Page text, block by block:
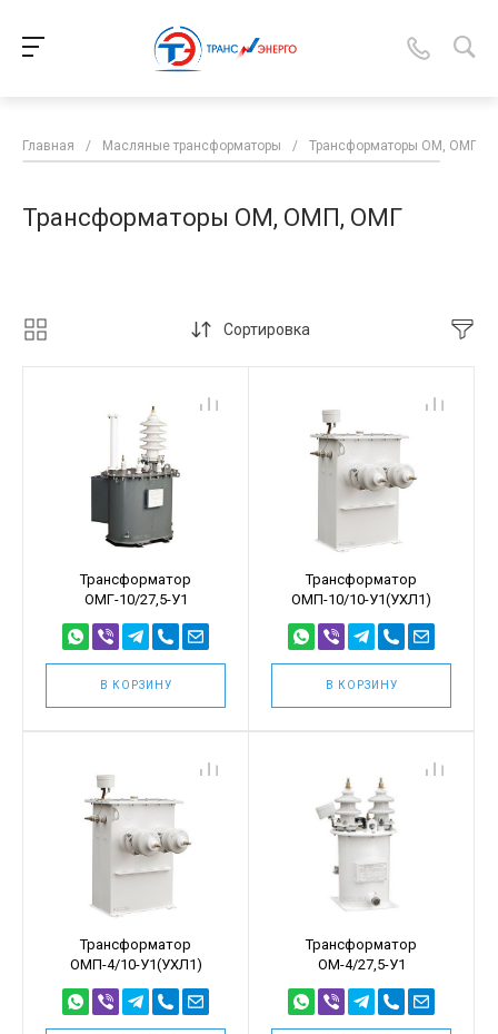
Главная / Масляные трансформаторы / Трансформаторы ОМ, ОМП,
Трансформаторы ОМ, ОМП, ОМГ
Сортировка
Трансформатор
ОМГ-10/27,5-У1
В КОРЗИНУ
Трансформатор
ОМП-10/10-У1(УХЛ1)
В КОРЗИНУ
Трансформатор
ОМП-4/10-У1(УХЛ1)
Трансформатор
ОМ-4/27,5-У1